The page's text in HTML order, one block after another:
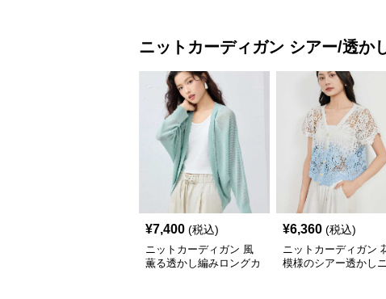
ニットカーディガン シアー/透か
¥7,400 (税込)
ニットカーディガン 風
薫る透かし編みロングカ
¥6,360 (税込)
ニットカーディガン
模様のシアー透かし